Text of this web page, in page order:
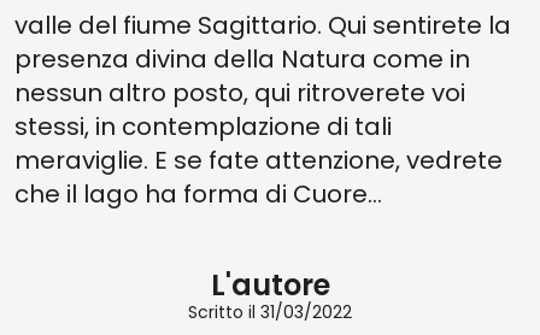
valle del fiume Sagittario. Qui sentirete la
presenza divina della Natura come in
nessun altro posto, qui ritroverete voi
stessi, in contemplazione di tali
meraviglie. E se fate attenzione, vedrete
che il lago ha forma di Cuore...
L'autore
Scritto il 31/03/2022